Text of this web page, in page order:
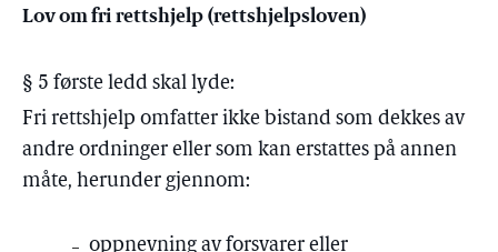
Lov om fri rettshjelp (rettshjelpsloven)
§ 5 første ledd skal lyde:
Fri rettshjelp omfatter ikke bistand som dekkes av
andre ordninger eller som kan erstattes på annen
måte, herunder gjennom:
oppnevning av forsvarer eller